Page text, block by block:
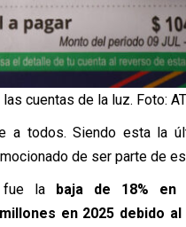
cuentas de la luz. Foto:
a todos. Siendo esta la
de ser parte de
fue la baja de 18%
en 2025 debido